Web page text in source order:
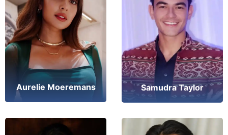
Aurelie Moeremans Samudra Taylor